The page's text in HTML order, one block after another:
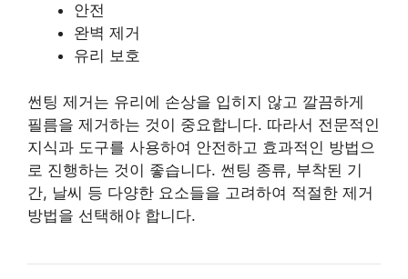
안전
완벽 제거
유리 보호
썬팅 제거는 유리에 손상을 입히지 않고 깔끔하게
필름을 제거하는 것이 중요합니다. 따라서 전문적인
지식과 도구를 사용하여 안전하고 효과적인 방법으
로 진행하는 것이 좋습니다. 썬팅 종류, 부착된 기
간, 날씨 등 다양한 요소들을 고려하여 적절한 제거
방법을 선택해야 합니다.